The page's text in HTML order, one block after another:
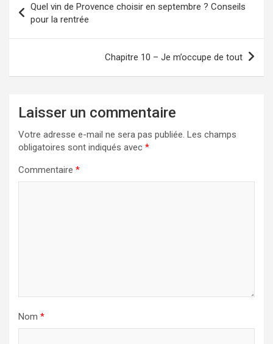
de
l’article
Quel vin de Provence choisir en septembre ? Conseils
pour la rentrée
Chapitre 10 – Je m’occupe de tout
Laisser un commentaire
Votre adresse e-mail ne sera pas publiée. Les champs
obligatoires sont indiqués avec *
Commentaire *
Nom *